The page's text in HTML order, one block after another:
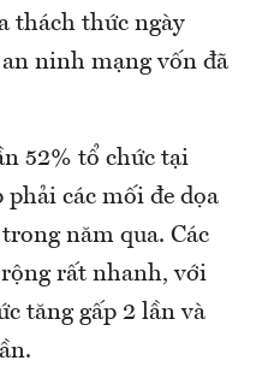
thách thức ngày
ninh mạng vốn đã
52% tổ chức tại
các mối đe dọa
năm qua. Các
rất nhanh, với
tăng gấp 2 lần và